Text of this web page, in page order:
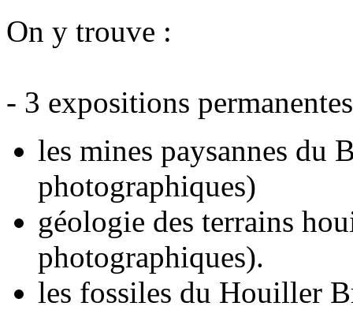
On y trouve :
- 3 expositions
les mines paysannes du
photographiques)
géologie des terrains
photographiques).
les fossiles du Houiller